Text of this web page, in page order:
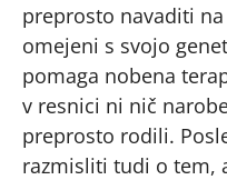
preprosto navaditi
omejeni s svojo
pomaga nobena
v resnici ni nič
preprosto rodili.
razmisliti tudi o tem,